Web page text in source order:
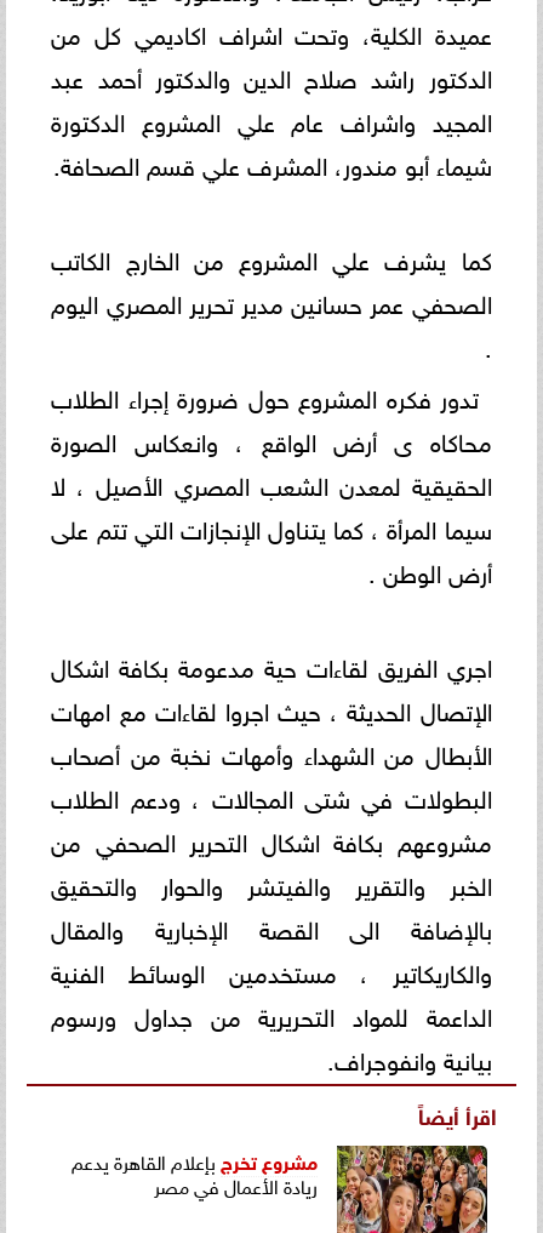
عميدة الكلية، وتحت اشراف اكاديمي كل من
الدكتور راشد صلاح الدين والدكتور أحمد عبد
المجيد واشراف عام علي المشروع الدكتورة
شيماء أبو مندور، المشرف علي قسم الصحافة.
كما يشرف علي المشروع من الخارج الكاتب
الصحفي عمر حسانين مدير تحرير المصري اليوم
.
تدور فكره المشروع حول ضرورة إجراء الطلاب
محاكاه ى أرض الواقع ، وانعكاس الصورة
الحقيقية لمعدن الشعب المصري الأصيل ، لا
سيما المرأة ، كما يتناول الإنجازات التي تتم على
أرض الوطن .
اجري الفريق لقاءات حية مدعومة بكافة اشكال
الإتصال الحديثة ، حيث اجروا لقاءات مع امهات
الأبطال من الشهداء وأمهات نخبة من أصحاب
البطولات في شتى المجالات ، ودعم الطلاب
مشروعهم بكافة اشكال التحرير الصحفي من
الخبر والتقرير والفيتشر والحوار والتحقيق
بالإضافة الى القصة الإخبارية والمقال
والكاريكاتير ، مستخدمين الوسائط الفنية
الداعمة للمواد التحريرية من جداول ورسوم
بيانية وانفوجراف.
اقرأ أيضاً
مشروع تخرج بإعلام القاهرة يدعم
ريادة الأعمال في مصر